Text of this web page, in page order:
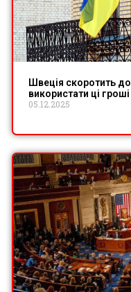
Швеція скоротить
використати ці
05.12.2025